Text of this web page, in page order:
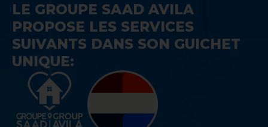
LE GROUPE SAAD AVILA
PROPOSE LES SERVICES
SUIVANTS DANS SON GUICHET
UNIQUE: